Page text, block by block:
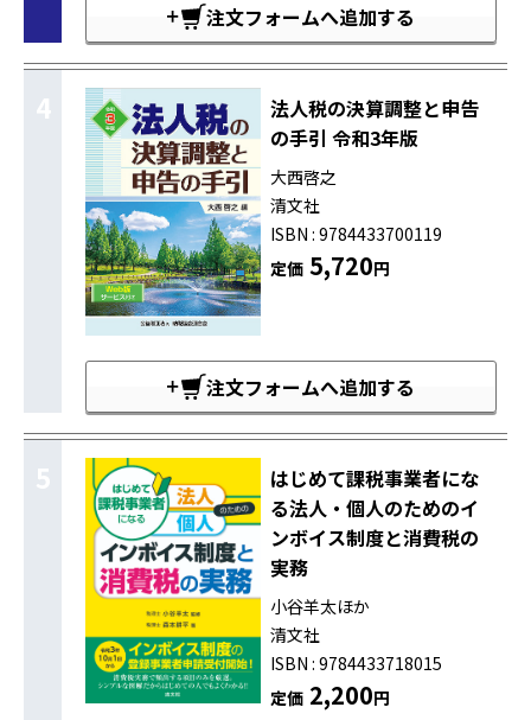
注文フォームへ追加する
4
法人税の決算調整と申告
の手引 令和3年版
大西啓之
清文社
ISBN : 9784433700119
定価5,720円
注文フォームへ追加する
5
はじめて課税事業者にな
る法人・個人のためのイ
ンボイス制度と消費税の
実務
小谷羊太ほか
清文社
ISBN : 9784433718015
定価2,200円